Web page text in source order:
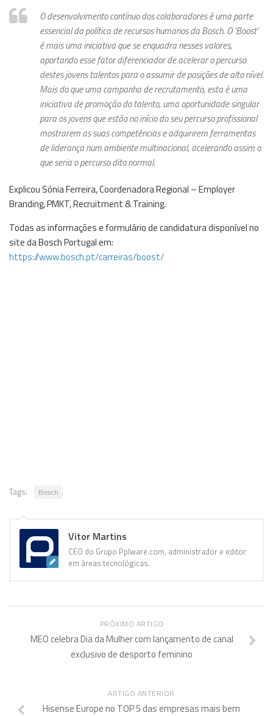
O desenvolvimento contínuo dos colaboradores é uma parte
essencial da política de recursos humanos da Bosch. O ‘Boost’
é mais uma iniciativa que se enquadra nesses valores,
aportando esse fator diferenciador de acelerar o percurso
destes jovens talentos para o assumir de posições de alto nível.
Mais do que uma campanha de recrutamento, esta é uma
iniciativa de promoção do talento, uma oportunidade singular
para os jovens que estão no início do seu percurso profissional
mostrarem as suas competências e adquirirem ferramentas
de liderança num ambiente multinacional, acelerando assim o
que seria o percurso dito normal.
Explicou Sónia Ferreira, Coordenadora Regional – Employer
Branding, PMKT, Recruitment & Training.
Todas as informações e formulário de candidatura disponível no
site da Bosch Portugal em:
https://www.bosch.pt/carreiras/boost/
Tags: Bosch
Vitor Martins
CEO do Grupo Pplware.com, administrador e editor
em áreas tecnológicas.
PRÓXIMO ARTIGO
MEO celebra Dia da Mulher com lançamento de canal
exclusivo de desporto feminino
ARTIGO ANTERIOR
Hisense Europe no TOP 5 das empresas mais bem